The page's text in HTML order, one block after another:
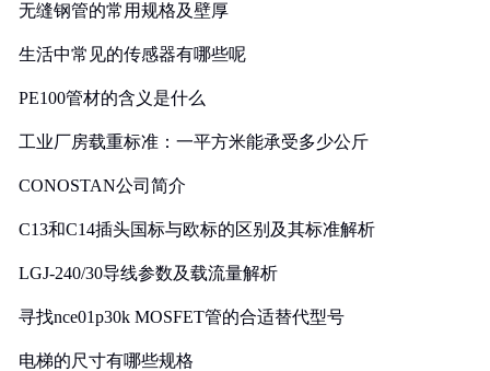
无缝钢管的常用规格及壁厚
生活中常见的传感器有哪些呢
PE100管材的含义是什么
工业厂房载重标准：一平方米能承受多少公斤
CONOSTAN公司简介
C13和C14插头国标与欧标的区别及其标准解析
LGJ-240/30导线参数及载流量解析
寻找nce01p30k MOSFET管的合适替代型号
电梯的尺寸有哪些规格